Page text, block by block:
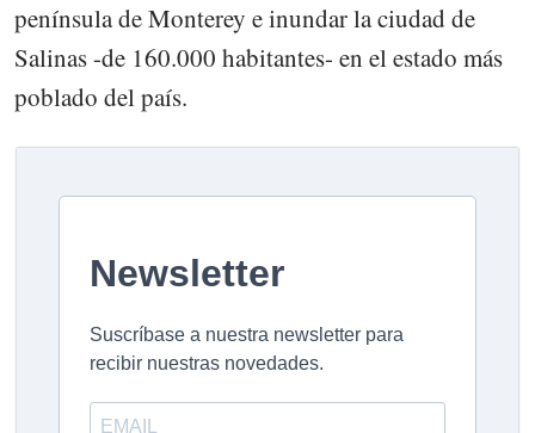
península de Monterey e inundar la ciudad de
Salinas -de 160.000 habitantes- en el estado más
poblado del país.